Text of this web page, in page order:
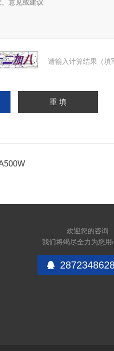
请输入计算结果（填
欢迎您的咨询
我们将竭尽全力为您用